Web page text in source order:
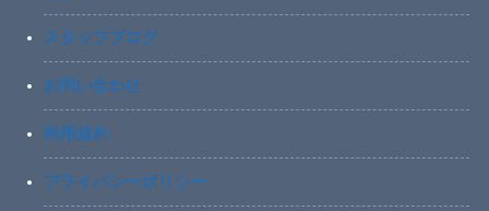
スタッフブログ
お問い合わせ
利用規約
プライバシーポリシー